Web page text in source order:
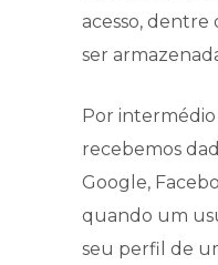
acesso, dentre
ser
Por
recebemos
Google,
quando um
seu perfil de